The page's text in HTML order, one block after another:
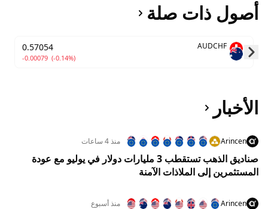
أصول ذات صلة
AUDCHF
0.57054
-0.00079 (-0.14%)
الأخبار
Arincen منذ 4 ساعات
صناديق الذهب تستقطب 3 مليارات دولار في يوليو مع عودة
المستثمرين إلى الملاذات الآمنة
Arincen منذ أسبوع